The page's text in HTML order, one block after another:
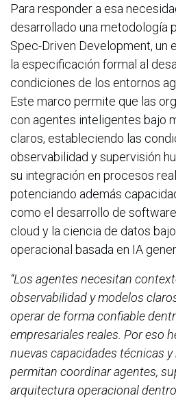
Para responder a esa
desarrollado una metodología
Spec-Driven Development, un
la especificación formal al
condiciones de los entornos
Este marco permite que las
con agentes inteligentes bajo
claros, estableciendo las
observabilidad y supervisión
su integración en procesos
potenciando además
como el desarrollo de
cloud y la ciencia de datos
operacional basada en IA
“Los agentes necesitan
observabilidad y modelos
operar de forma confiable
empresariales reales. Por eso
nuevas capacidades técnicas
permitan coordinar agentes,
arquitectura operacional